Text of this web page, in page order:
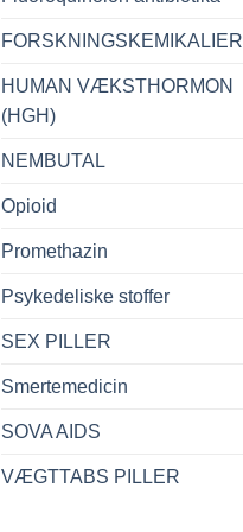
FORSKNINGSKEMIKALIER
HUMAN VÆKSTHORMON
(HGH)
NEMBUTAL
Opioid
Promethazin
Psykedeliske stoffer
SEX PILLER
Smertemedicin
SOVA AIDS
VÆGTTABS PILLER